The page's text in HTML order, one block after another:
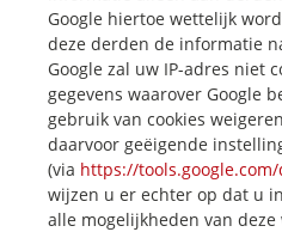
Google hiertoe wettelijk
deze derden de informatie
Google zal uw IP-adres niet
gegevens waarover Google
gebruik van cookies
daarvoor geëigende
(via https://
wijzen u er echter op dat u
alle mogelijkheden van